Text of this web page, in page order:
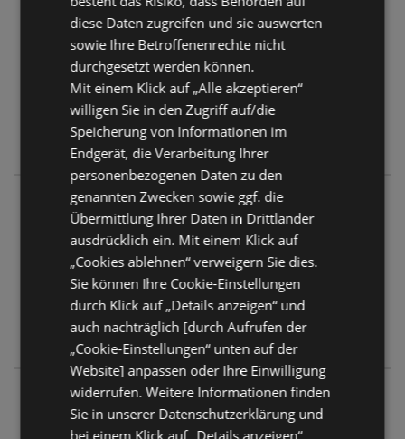
simpli.at
Hatlerstraße 50a
6850 Dornbirn
ANGEBOTE: 0
FLUGBLÄTTER: 0
ENTFERNUNG: 12,75 km
simpli.at
Lustenauerstraße 1
6850 Dornbirn
ANGEBOTE: 0
FLUGBLÄTTER: 0
ENTFERNUNG: 12,91 km
simpli.at
Birkenweg 7
diese Daten zugreifen und sie auswerten
sowie Ihre Betroffenenrechte nicht
durchgesetzt werden können.
Mit einem Klick auf „Alle akzeptieren“
willigen Sie in den Zugriff auf/die
Speicherung von Informationen im
Endgerät, die Verarbeitung Ihrer
personenbezogenen Daten zu den
genannten Zwecken sowie ggf. die
Übermittlung Ihrer Daten in Drittländer
ausdrücklich ein. Mit einem Klick auf
„Cookies ablehnen“ verweigern Sie dies.
Sie können Ihre Cookie-Einstellungen
durch Klick auf „Details anzeigen“ und
auch nachträglich [durch Aufrufen der
„Cookie-Einstellungen“ unten auf der
Website] anpassen oder Ihre Einwilligung
widerrufen. Weitere Informationen finden
Sie in unserer Datenschutzerklärung und
bei einem Klick auf „Details anzeigen“.